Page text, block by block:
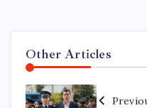
Other Articles